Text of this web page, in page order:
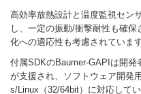
高効率放熱設計と温度監視セン
し、一定の振動/衝撃耐性も確
化への適応性も考慮されています
付属SDKのBaumer-GAPIは開発
が支援され、ソフトウェア開発
s/Linux（32/64bit）に対応してい